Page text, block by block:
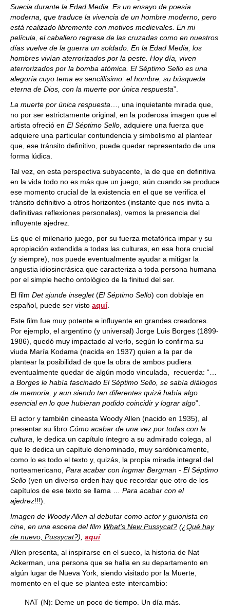
Suecia durante la Edad Media. Es un ensayo de poesía
moderna, que traduce la vivencia de un hombre moderno, pero
está realizado libremente con motivos medievales. En mi
película, el caballero regresa de las cruzadas como en nuestros
días vuelve de la guerra un soldado. En la Edad Media, los
hombres vivían aterrorizados por la peste. Hoy día, viven
aterrorizados por la bomba atómica. El Séptimo Sello es una
alegoría cuyo tema es sencillísimo: el hombre, su búsqueda
eterna de Dios, con la muerte por única respuesta”.
La muerte por única respuesta …, una inquietante mirada que,
no por ser estrictamente original, en la poderosa imagen que el
artista ofreció en El Séptimo Sello , adquiere una fuerza que
adquiere una particular contundencia y simbolismo al plantear
que, ese tránsito definitivo, puede quedar representado de una
forma lúdica.
Tal vez, en esta perspectiva subyacente, la de que en definitiva
en la vida todo no es más que un juego, aún cuando se produce
ese momento crucial de la existencia en el que se verifica el
tránsito definitivo a otros horizontes (instante que nos invita a
definitivas reflexiones personales), vemos la presencia del
influyente ajedrez.
Es que el milenario juego, por su fuerza metafórica impar y su
apropiación extendida a todas las culturas, en esa hora crucial
(y siempre), nos puede eventualmente ayudar a mitigar la
angustia idiosincrásica que caracteriza a toda persona humana
por el simple hecho ontológico de la finitud del ser.
El film Det sjunde inseglet(El Séptimo Sello) con doblaje en
español, puede ser visto aquí.
Este film fue muy potente e influyente en grandes creadores.
Por ejemplo, el argentino (y universal) Jorge Luis Borges (1899-
1986), quedó muy impactado al verlo, según lo confirma su
viuda María Kodama (nacida en 1937) quien a la par de
plantear la posibilidad de que la obra de ambos pudiera
eventualmente quedar de algún modo vinculada, recuerda: “…
a Borges le había fascinado El Séptimo Sello, se sabía diálogos
de memoria, y aun siendo tan diferentes quizá había algo
esencial en lo que hubieran podido coincidir y lograr algo”.
El actor y también cineasta Woody Allen (nacido en 1935), al
presentar su libro Cómo acabar de una vez por todas con la
cultura , le dedica un capítulo íntegro a su admirado colega, al
que le dedica un capítulo denominado, muy sardónicamente,
como lo es todo el texto y, quizás, la propia mirada integral del
norteamericano, Para acabar con Ingmar Bergman - El Séptimo
Sello (yen un diverso orden hay que recordar que otro de los
capítulos de ese texto se llama … Para acabar con el
ajedrez!!!).
Imagen de Woody Allen al debutar como actor y guionista en
cine, en una escena del film What's New Pussycat? (¿Qué hay
de nuevo, Pussycat?), aquí
Allen presenta, al inspirarse en el sueco, la historia de Nat
Ackerman, una persona que se halla en su departamento en
algún lugar de Nueva York, siendo visitado por la Muerte,
momento en el que se plantea este intercambio:
NAT (N): Deme un poco de tiempo. Un día más.